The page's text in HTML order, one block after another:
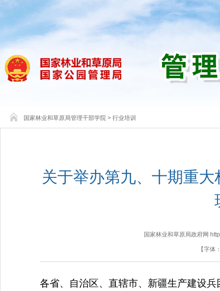
国家林业和草原局管理干部学院 > 行业培训
关于举办第九、十期重
国家林业和草原局政府网
【字体
各省、自治区、直辖市、新疆生产建设